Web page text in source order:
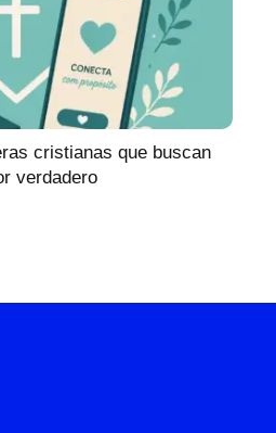
cristianas que buscan
verdadero